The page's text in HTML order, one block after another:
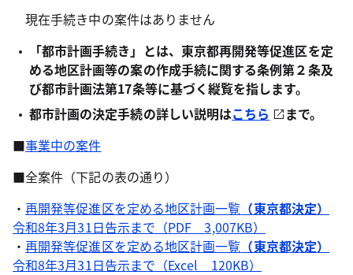
現在手続き中の案件はありません
「都市計画手続き」とは、東京都再開発等促進区を定
める地区計画等の案の作成手続に関する条例第２条及
び都市計画法第17条等に基づく縦覧を指します。
都市計画の決定手続の詳しい説明はこちら
まで。
■事業中の案件
■全案件（下記の表の通り）
・再開発等促進区を定める地区計画一覧 （東京都決定）
令和8年3月31日告示まで（PDF 3,007KB）
・再開発等促進区を定める地区計画一覧 （東京都決定）
令和8年3月31日告示まで（Excel 120KB）